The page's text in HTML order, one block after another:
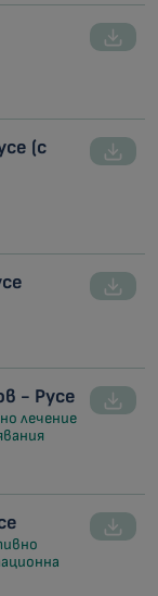
(с
- Русе
лечение